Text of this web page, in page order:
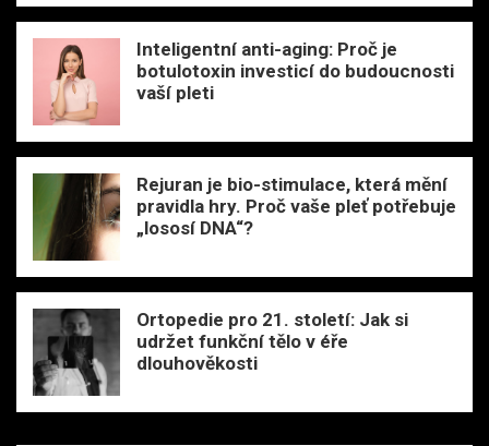
Inteligentní anti-aging: Proč je
botulotoxin investicí do budoucnosti
vaší pleti
Rejuran je bio-stimulace, která mění
pravidla hry. Proč vaše pleť potřebuje
„lososí DNA“?
Ortopedie pro 21. století: Jak si
udržet funkční tělo v éře
dlouhověkosti